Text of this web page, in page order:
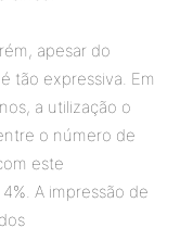
apesar do
tão expressiva. Em
a utilização o
o número de
este
A impressão de